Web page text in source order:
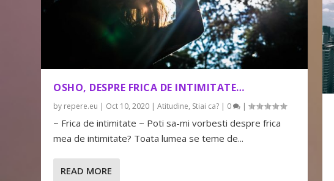
OSHO, DESPRE FRICA DE INTIMITATE…
by repere.eu | Oct 10, 2020 |Atitudine, Stiai ca? | 0 |
~ Frica de intimitate ~ Poti sa-mi vorbesti despre frica
mea de intimitate? Toata lumea se teme de...
READ MORE